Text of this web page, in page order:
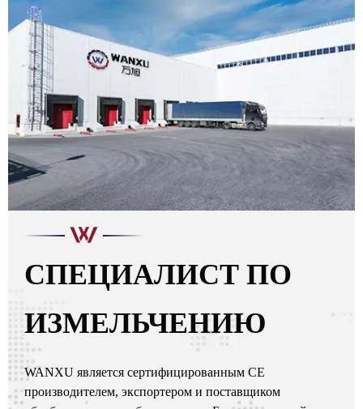
СПЕЦИАЛИСТ ПО
ИЗМЕЛЬЧЕНИЮ
WANXU является сертифицированным CE
производителем, экспортером и поставщиком